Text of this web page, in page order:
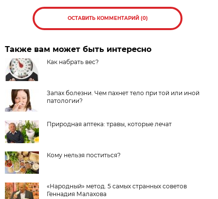
ОСТАВИТЬ КОММЕНТАРИЙ (0)
Также вам может быть интересно
Как набрать вес?
Запах болезни. Чем пахнет тело при той или иной
патологии?
Природная аптека: травы, которые лечат
Кому нельзя поститься?
«Народный» метод. 5 самых странных советов
Геннадия Малахова